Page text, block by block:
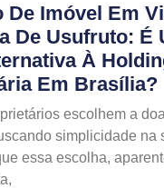
De Imóvel Em
De Usufruto: É
À
Em Brasília?
escolhem a
simplicidade na
essa escolha,